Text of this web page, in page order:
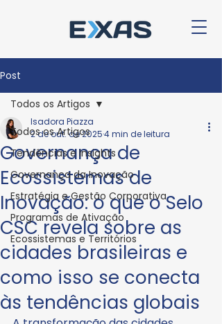
Post
Todos os Artigos
Tendências e Insights
Governança da Inovação
Estratégia e Gestão Corporativa
Programas de Ativação
Ecossistemas e Territórios
Todos os Artigos
Governança de
Ecossistemas de
Inovação: o que o Selo
CSC revela sobre as
cidades brasileiras e
como isso se conecta
às tendências globais
Isadora Piazza
2 de out. de 20254 min de leitura